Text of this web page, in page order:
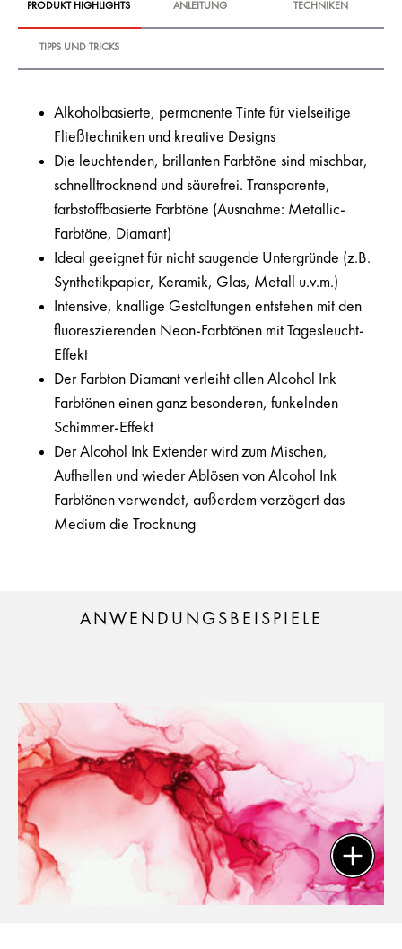
PRODUKT HIGHLIGHTS ANLEITUNG TECHNIKEN
TIPPS UND TRICKS
Alkoholbasierte, permanente Tinte für vielseitige
Fließtechniken und kreative Designs
Die leuchtenden, brillanten Farbtöne sind mischbar,
schnelltrocknend und säurefrei. Transparente,
farbstoffbasierte Farbtöne (Ausnahme: Metallic-
Farbtöne, Diamant)
Ideal geeignet für nicht saugende Untergründe (z.B.
Synthetikpapier, Keramik, Glas, Metall u.v.m.)
Intensive, knallige Gestaltungen entstehen mit den
fluoreszierenden Neon-Farbtönen mit Tagesleucht-
Effekt
Der Farbton Diamant verleiht allen Alcohol Ink
Farbtönen einen ganz besonderen, funkelnden
Schimmer-Effekt
Der Alcohol Ink Extender wird zum Mischen,
Aufhellen und wieder Ablösen von Alcohol Ink
Farbtönen verwendet, außerdem verzögert das
Medium die Trocknung
ANWENDUNGSBEISPIELE